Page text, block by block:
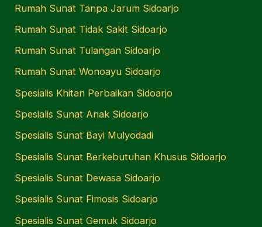
Rumah Sunat Tanpa Jarum Sidoarjo
Rumah Sunat Tidak Sakit Sidoarjo
Rumah Sunat Tulangan Sidoarjo
Rumah Sunat Wonoayu Sidoarjo
Spesialis Khitan Perbaikan Sidoarjo
Spesialis Sunat Anak Sidoarjo
Spesialis Sunat Bayi Mulyodadi
Spesialis Sunat Berkebutuhan Khusus Sidoarjo
Spesialis Sunat Dewasa Sidoarjo
Spesialis Sunat Fimosis Sidoarjo
Spesialis Sunat Gemuk Sidoarjo